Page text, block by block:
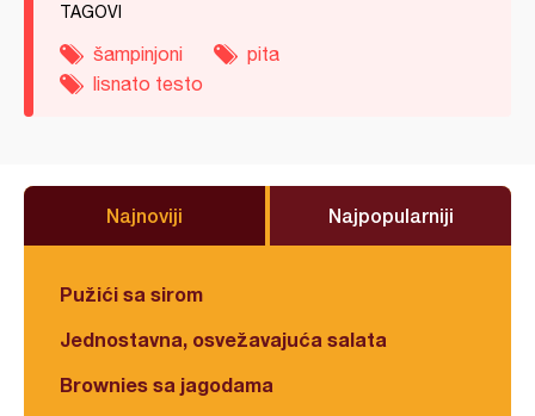
TAGOVI
šampinjoni
pita
lisnato testo
Najnoviji Najpopularniji
Pužići sa sirom
Jednostavna, osvežavajuća salata
Brownies sa jagodama